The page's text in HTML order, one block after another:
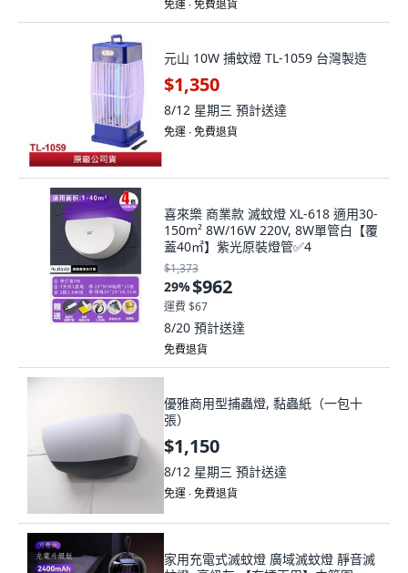
$1,350
8/12 星期三
免運 ∙ 免費退貨
150m² 8W/16W 220V, 8W單管白【覆
蓋40㎡】紫光原裝燈管✅4
$1,373
29%$962
運費 $67
8/20預計送達
免費退貨
張）
$1,150
8/12 星期三
免運 ∙ 免費退貨
蚊燈, 高級灰,【充插兩用】中範圍